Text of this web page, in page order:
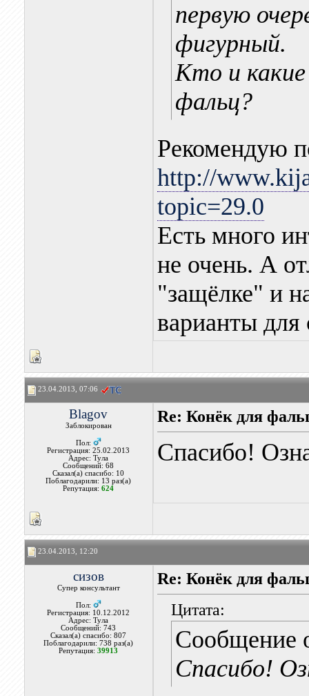
первую
фигурный.
Кто и какие
фальц?
Рекомендую
http://
topic=29.0
Есть много
не очень. А
"защёлке" и
варианты для
23.04.2013, 07:06
Blagov
Заблокирован
Пол:
Регистрация: 25.02.2013
Адрес: Тула
Сообщений: 68
Сказал(а) спасибо: 10
Поблагодарили: 13 раз(а)
Репутация:624
Re: Конёк для
Спасибо!
23.04.2013, 12:20
сизов
Супер консультант
Пол:
Регистрация: 10.12.2012
Адрес: Тула
Сообщений: 743
Сказал(а) спасибо: 807
Поблагодарили: 738 раз(а)
Репутация:39913
Re: Конёк для
Цитата:
Сообщение
Спасибо!